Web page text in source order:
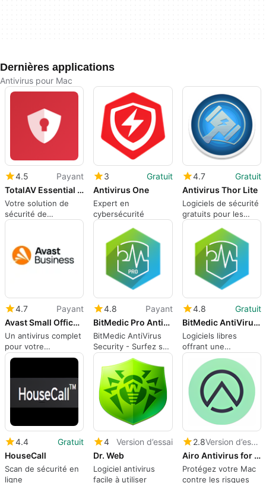
Dernières applications
Antivirus pour Mac
4.5
Payant
TotalAV Essential Antivirus
Votre solution de
sécurité de
référence
3
Gratuit
Antivirus One
Expert en
cybersécurité
4.7
Gratuit
Antivirus Thor Lite
Logiciels de sécurité
gratuits pour les
utilisateurs de Mac
4.7
Payant
Avast Small Office Protection
Un antivirus complet
pour votre
entreprise
4.8
Payant
BitMedic Pro Antivirus
BitMedic AntiVirus
Security - Surfez sur
le web en toute
sécurité !
4.8
Gratuit
BitMedic AntiVirus Lite
Logiciels libres
offrant une
protection contre les
virus, les logiciels
malveillants et les
logiciels publicitaires
4.4
Gratuit
HouseCall
Scan de sécurité en
ligne
4
Version d’essai
Dr. Web
Logiciel antivirus
facile à utiliser
2.8
Version d’essai
Airo Antivirus for Mac
Protégez votre Mac
contre les risques